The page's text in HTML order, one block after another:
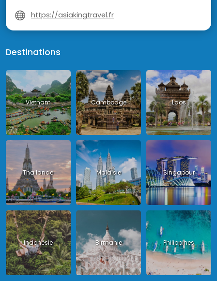
https://asiakingtravel.fr
Destinations
Vietnam Cambodge Laos
Thailande Malaisie Singapour
Indonésie Birmanie Philippines